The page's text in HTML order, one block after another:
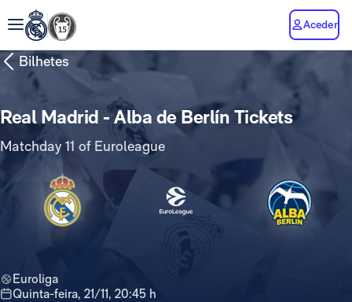
Aceder
Bilhetes
Real Madrid - Alba de Berlín Tickets
Matchday 11 of Euroleague
Euroliga
quinta-feira, 21/11, 20:45 h